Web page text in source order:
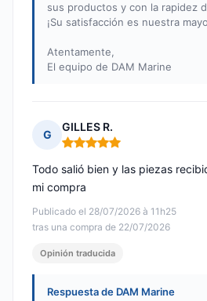
sus productos y con la rapidez
¡Su satisfacción es nuestra
Atentamente,
El equipo de DAM Marine
G
GILLES R.
Nota: 5 de 5
Publicado el 28/07/2026 à 11h25
tras una compra de 22/07/2026
Todo salió bien y las piezas
mi compra
Opinión traducida
Respuesta de DAM Marine